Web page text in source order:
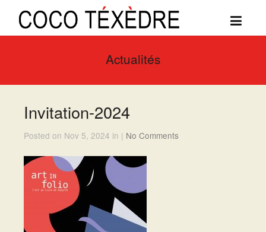
Actualités
Invitation-2024
Posted on Nov 5, 2024 in | No Comments